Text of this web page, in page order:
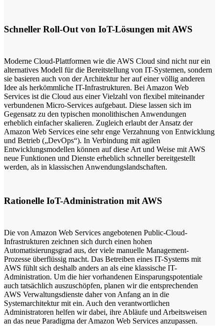
Schneller Roll-Out von IoT-Lösungen mit AWS
Moderne Cloud-Plattformen wie die AWS Cloud sind nicht nur ein
alternatives Modell für die Bereitstellung von IT-Systemen, sondern
sie basieren auch von der Architektur her auf einer völlig anderen
Idee als herkömmliche IT-Infrastrukturen. Bei Amazon Web
Services ist die Cloud aus einer Vielzahl von flexibel miteinander
verbundenen Micro-Services aufgebaut. Diese lassen sich im
Gegensatz zu den typischen monolithischen Anwendungen
erheblich einfacher skalieren. Zugleich erlaubt der Ansatz der
Amazon Web Services eine sehr enge Verzahnung von Entwicklung
und Betrieb („DevOps“). In Verbindung mit agilen
Entwicklungsmodellen können auf diese Art und Weise mit AWS
neue Funktionen und Dienste erheblich schneller bereitgestellt
werden, als in klassischen Anwendungslandschaften.
Rationelle IoT-Administration mit AWS
Die von Amazon Web Services angebotenen Public-Cloud-
Infrastrukturen zeichnen sich durch einen hohen
Automatisierungsgrad aus, der viele manuelle Management-
Prozesse überflüssig macht. Das Betreiben eines IT-Systems mit
AWS fühlt sich deshalb anders an als eine klassische IT-
Administration. Um die hier vorhandenen Einsparungspotentiale
auch tatsächlich auszuschöpfen, planen wir die entsprechenden
AWS Verwaltungsdienste daher von Anfang an in die
Systemarchitektur mit ein. Auch den verantwortlichen
Administratoren helfen wir dabei, ihre Abläufe und Arbeitsweisen
an das neue Paradigma der Amazon Web Services anzupassen.